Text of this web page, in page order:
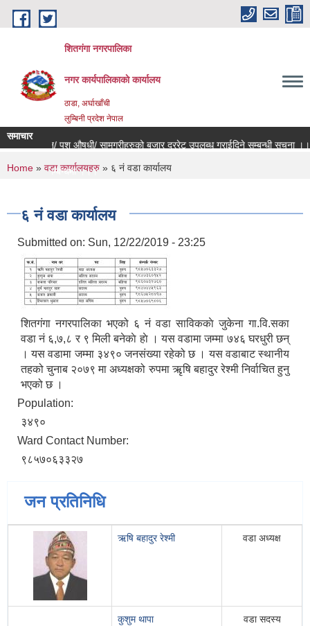
Skip to main content
शितगंगा नगरपालिका
नगर कार्यपालिकाकाे कार्यालय
ठाडा, अर्घाखाँची
लुम्बिनी प्रदेश नेपाल
समाचार
भिटामिन/ पशु औषधी/ सामग्रीहरुको बजार दररेट उपलब्ध गराईदिने सम्बन्धी सूचना ।।।
सेवा सम्बन्धमा ।।।
You are here
Home » वडा कार्यालयहरु » ६ नं वडा कार्यालय
६ नं वडा कार्यालय
Submitted on: Sun, 12/22/2019 - 23:25
शितगंगा नगरपालिका भएको ६ नं वडा साविककाे जुकेना गा‍‍.वि.सका
वडा न‌ं ६,७,८ र ९ मिली बनेकाे हाे । यस वडामा जम्मा ७४६ घरधुरी छन्
। यस वडामा जम्मा ३४९० जनसंख्या रहेको छ । यस वडाबाट स्थानीय
तहको चुनाब २०७९ मा अध्यक्षको रुपमा ऋृषि बहादुर रेश्मी निर्वाचित हुनु
भएको छ ।
Population:
३४९०
Ward Contact Number:
९८५७०६३३२७
जन प्रतिनिधि
ऋषि बहादुर रेश्मी वडा अध्यक्ष
कुशुम थापा वडा सदस्य